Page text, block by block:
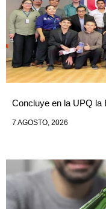
Concluye en la UPQ la
7 AGOSTO, 2026